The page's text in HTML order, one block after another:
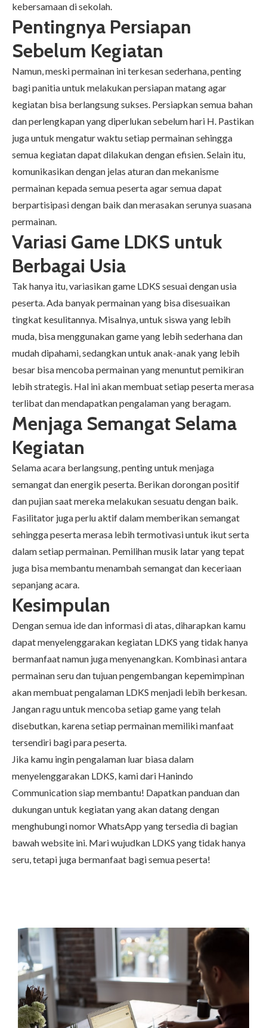
kebersamaan di sekolah.
Pentingnya Persiapan
Sebelum Kegiatan
Namun, meski permainan ini terkesan sederhana, penting
bagi panitia untuk melakukan persiapan matang agar
kegiatan bisa berlangsung sukses. Persiapkan semua bahan
dan perlengkapan yang diperlukan sebelum hari H. Pastikan
juga untuk mengatur waktu setiap permainan sehingga
semua kegiatan dapat dilakukan dengan efisien. Selain itu,
komunikasikan dengan jelas aturan dan mekanisme
permainan kepada semua peserta agar semua dapat
berpartisipasi dengan baik dan merasakan serunya suasana
permainan.
Variasi Game LDKS untuk
Berbagai Usia
Tak hanya itu, variasikan game LDKS sesuai dengan usia
peserta. Ada banyak permainan yang bisa disesuaikan
tingkat kesulitannya. Misalnya, untuk siswa yang lebih
muda, bisa menggunakan game yang lebih sederhana dan
mudah dipahami, sedangkan untuk anak-anak yang lebih
besar bisa mencoba permainan yang menuntut pemikiran
lebih strategis. Hal ini akan membuat setiap peserta merasa
terlibat dan mendapatkan pengalaman yang beragam.
Menjaga Semangat Selama
Kegiatan
Selama acara berlangsung, penting untuk menjaga
semangat dan energik peserta. Berikan dorongan positif
dan pujian saat mereka melakukan sesuatu dengan baik.
Fasilitator juga perlu aktif dalam memberikan semangat
sehingga peserta merasa lebih termotivasi untuk ikut serta
dalam setiap permainan. Pemilihan musik latar yang tepat
juga bisa membantu menambah semangat dan keceriaan
sepanjang acara.
Kesimpulan
Dengan semua ide dan informasi di atas, diharapkan kamu
dapat menyelenggarakan kegiatan LDKS yang tidak hanya
bermanfaat namun juga menyenangkan. Kombinasi antara
permainan seru dan tujuan pengembangan kepemimpinan
akan membuat pengalaman LDKS menjadi lebih berkesan.
Jangan ragu untuk mencoba setiap game yang telah
disebutkan, karena setiap permainan memiliki manfaat
tersendiri bagi para peserta.
Jika kamu ingin pengalaman luar biasa dalam
menyelenggarakan LDKS, kami dari Hanindo
Communication siap membantu! Dapatkan panduan dan
dukungan untuk kegiatan yang akan datang dengan
menghubungi nomor WhatsApp yang tersedia di bagian
bawah website ini. Mari wujudkan LDKS yang tidak hanya
seru, tetapi juga bermanfaat bagi semua peserta!